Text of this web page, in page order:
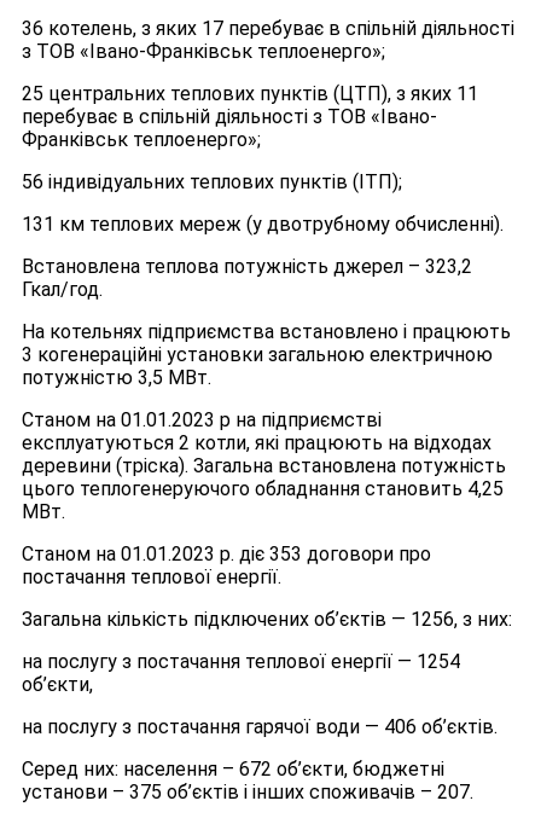
36 котелень, з яких 17 перебуває в спільній діяльності
з ТОВ «Івано-Франківськ теплоенерго»;
25 центральних теплових пунктів (ЦТП), з яких 11
перебуває в спільній діяльності з ТОВ «Івано-
Франківськ теплоенерго»;
56 індивідуальних теплових пунктів (ІТП);
131 км теплових мереж (у двотрубному обчисленні).
Встановлена теплова потужність джерел – 323,2
Гкал/год.
На котельнях підприємства встановлено і працюють
3 когенераційні установки загальною електричною
потужністю 3,5 МВт.
Станом на 01.01.2023 р на підприємстві
експлуатуються 2 котли, які працюють на відходах
деревини (тріска). Загальна встановлена потужність
цього теплогенеруючого обладнання становить 4,25
МВт.
Станом на 01.01.2023 р. діє 353 договори про
постачання теплової енергії.
Загальна кількість підключених об’єктів — 1256, з них:
на послугу з постачання теплової енергії — 1254
об’єкти,
на послугу з постачання гарячої води — 406 об’єктів.
Серед них: населення – 672 об’єкти, бюджетні
установи – 375 об’єктів і інших споживачів – 207.